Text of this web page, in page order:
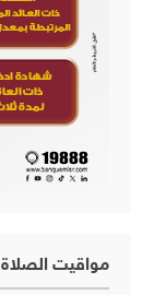
مواقيت الصلاة